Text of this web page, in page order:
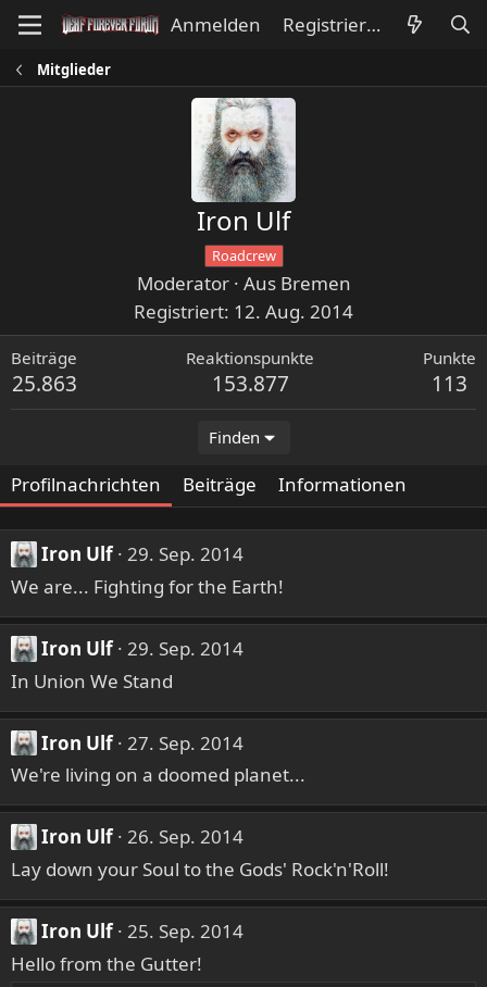
Anmelden Registrieren
Mitglieder
Iron Ulf
Roadcrew
Moderator · Aus Bremen
Registriert 12. Aug. 2014
Beiträge
25.863
Reaktionspunkte
153.877
Punkte
113
Finden
Profilnachrichten Beiträge Informationen
Iron Ulf 29. Sep. 2014
We are... Fighting for the Earth!
Iron Ulf 29. Sep. 2014
In Union We Stand
Iron Ulf
27. Sep. 2014
We're living on a doomed planet...
Iron Ulf 26. Sep. 2014
Lay down your Soul to the Gods' Rock'n'Roll!
Iron Ulf 25. Sep. 2014
Hello from the Gutter!